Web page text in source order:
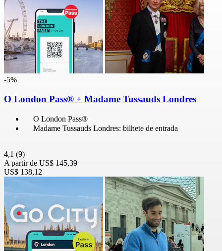
-5%
O London Pass® + Madame Tussauds Londres
O London Pass®
Madame Tussauds Londres: bilhete de entrada
4,1 (9)
A partir de US$ 145,39
US$ 138,12